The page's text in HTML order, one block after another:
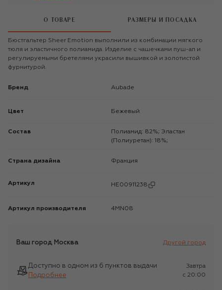
О ТОВАРЕ РАЗМЕРЫ И ПОСАДКА
Бюстгальтер Sheer Emotion выполнили из комбинации мягкого
тюля и эластичного полиамида. Изделие с чашечками пуш-ап и
регулируемыми бретелями украсили вышивкой и золотистой
фурнитурой.
Бренд Aubade
Цвет Бежевый
Состав
Полиамид: 82%; Эластан
(Полиуретан): 18%;
Страна дизайна Франция
Артикул HE00911238
Артикул производителя 4MN08
Ваш город Москва Другой город
Доступно в одном из 6 пунктов выдачи
Подробнее
Завтра
c 20:00